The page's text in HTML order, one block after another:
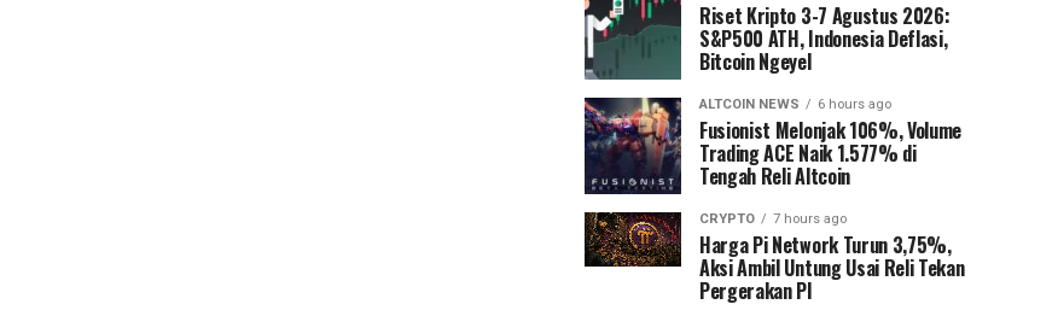
Riset Kripto 3-7 Agustus 2026:
S&P500 ATH, Indonesia Deflasi,
Bitcoin Ngeyel
ALTCOIN NEWS 6 hours ago
Fusionist Melonjak 106%, Volume
Trading ACE Naik 1.577% di
Tengah Reli Altcoin
CRYPTO 7 hours ago
Harga Pi Network Turun 3,75%,
Aksi Ambil Untung Usai Reli Tekan
Pergerakan PI